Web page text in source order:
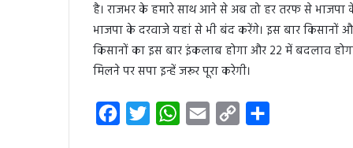
है। राजभर के हमारे साथ आने से अब तो हर तरफ से
भाजपा के दरवाजे यहां से भी बंद करेंगे। इस बार किसानों
किसानों का इस बार इंकलाब होगा और 22 में बदलाव
मिलने पर सपा इन्हें जरूर पूरा करेगी।
W